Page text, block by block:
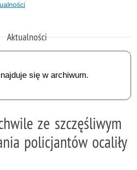
Aktualności
się w archiwum.
ze szczęśliwym
policjantów ocaliły